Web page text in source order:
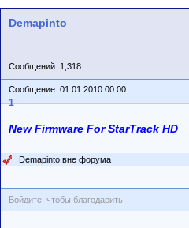
Demapinto
Сообщений: 1,318
Сообщение: 01.01.2010 00:00
1
New Firmware For StarTrack HD
Demapinto вне форума
Войдите, чтобы благодарить